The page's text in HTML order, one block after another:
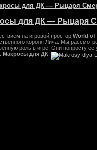
для ДК — Рыцаря
для ДК — Рыцаря
на игровой простор World of
короля Лича. Мы
роль в игре. Они попросту
Макросы для ДК